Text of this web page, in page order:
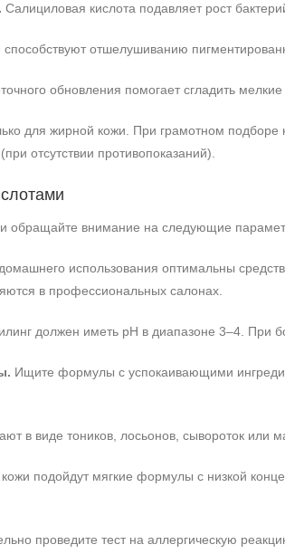
Салициловая кислота подавляет рост
способствуют отшелушиванию
обновления помогает сгладить
для жирной кожи. При грамотном
отсутствии противопоказаний).
обращайте внимание на следующие
использования оптимальны
в профессиональных салонах.
должен иметь pH в диапазоне 3–4. При
Ищите формулы с успокаивающими
в виде тоников, лосьонов, сывороток или
кожи подойдут мягкие формулы с низкой
проведите тест на аллергическую
+7 (495) 640-58-89
+7 (929) 933-09-89